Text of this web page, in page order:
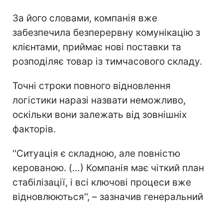
За його словами, компанія вже
забезпечила безперервну комунікацію з
клієнтами, приймає нові поставки та
розподіляє товар із тимчасового складу.
Точні строки повного відновлення
логістики наразі назвати неможливо,
оскільки вони залежать від зовнішніх
факторів.
''Ситуація є складною, але повністю
керованою. (…) Компанія має чіткий план
стабілізації, і всі ключові процеси вже
відновлюються'', – зазначив генеральний